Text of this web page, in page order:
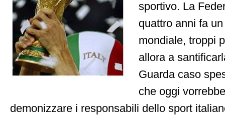
sportivo. La
quattro anni fa
mondiale, troppi
allora a
Guarda caso
che oggi
demonizzare i responsabili dello sport